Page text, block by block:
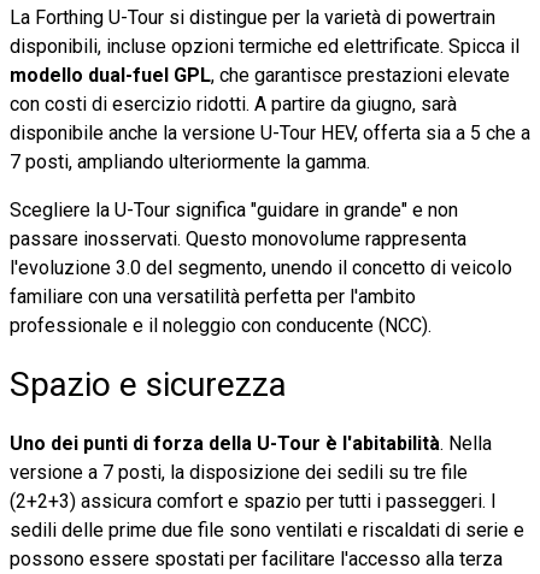
La Forthing U-Tour si distingue per la varietà di powertrain
disponibili, incluse opzioni termiche ed elettrificate. Spicca il
modello dual-fuel GPL, che garantisce prestazioni elevate
con costi di esercizio ridotti. A partire da giugno, sarà
disponibile anche la versione U-Tour HEV, offerta sia a 5 che a
7 posti, ampliando ulteriormente la gamma.
Scegliere la U-Tour significa "guidare in grande" e non
passare inosservati. Questo monovolume rappresenta
l'evoluzione 3.0 del segmento, unendo il concetto di veicolo
familiare con una versatilità perfetta per l'ambito
professionale e il noleggio con conducente (NCC).
Spazio e sicurezza
Uno dei punti di forza della U-Tour è l'abitabilità. Nella
versione a 7 posti, la disposizione dei sedili su tre file
(2+2+3) assicura comfort e spazio per tutti i passeggeri. I
sedili delle prime due file sono ventilati e riscaldati di serie e
possono essere spostati per facilitare l'accesso alla terza